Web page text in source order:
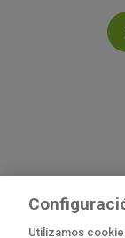
Utilizamos